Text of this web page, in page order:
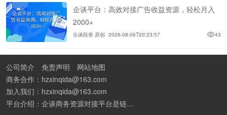
企谈平台：高效对接广告收益资源，轻松月入
2000+
企谈段誉 原创 2026-08-06T20:23:57 43
公司简介 免责声明
网站地图
商务合作：hzxinqida@163.com
加入我们：hzxinqida@163.com
平台介绍：企谈商务资源对接平台是链接资源人脉与客户的平台,也是地推app接任务平台、地推拉新团队接单平台。平台汇聚100W+商务资源，地推拉新、APP推广、BD异业合作等业务可免费发布。同时全国的地推团队和个人都可在地推接单平台找到赚钱项目和分享交流地推问题。